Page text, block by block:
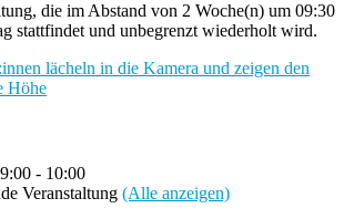
die im Abstand von 2 Woche(n) um 09:30
stattfindet und unbegrenzt wiederholt wird.
- 10:00
Veranstaltung (Alle anzeigen)